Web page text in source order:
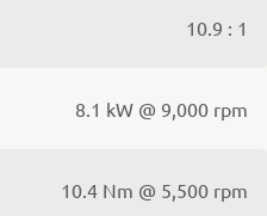
10.9 : 1
8.1 kW @ 9,000 rpm
10.4 Nm @ 5,500 rpm